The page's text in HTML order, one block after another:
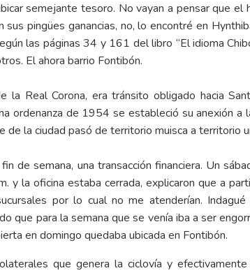
semejante tesoro. No vayan a pensar que
pingües ganancias, no, lo encontré en
las páginas 34 y 161 del libro “El idioma
El ahora barrio Fontibón.
Real Corona, era tránsito obligado hacia
ordenanza de 1954 se estableció su anexión a
de la ciudad pasó de territorio muisca a territorio
de semana, una transacción financiera. Un
y la oficina estaba cerrada, explicaron que a
por lo cual no me atenderían.
que para la semana que se venía iba a ser
en domingo quedaba ubicada en Fontibón.
que genera la ciclovía y